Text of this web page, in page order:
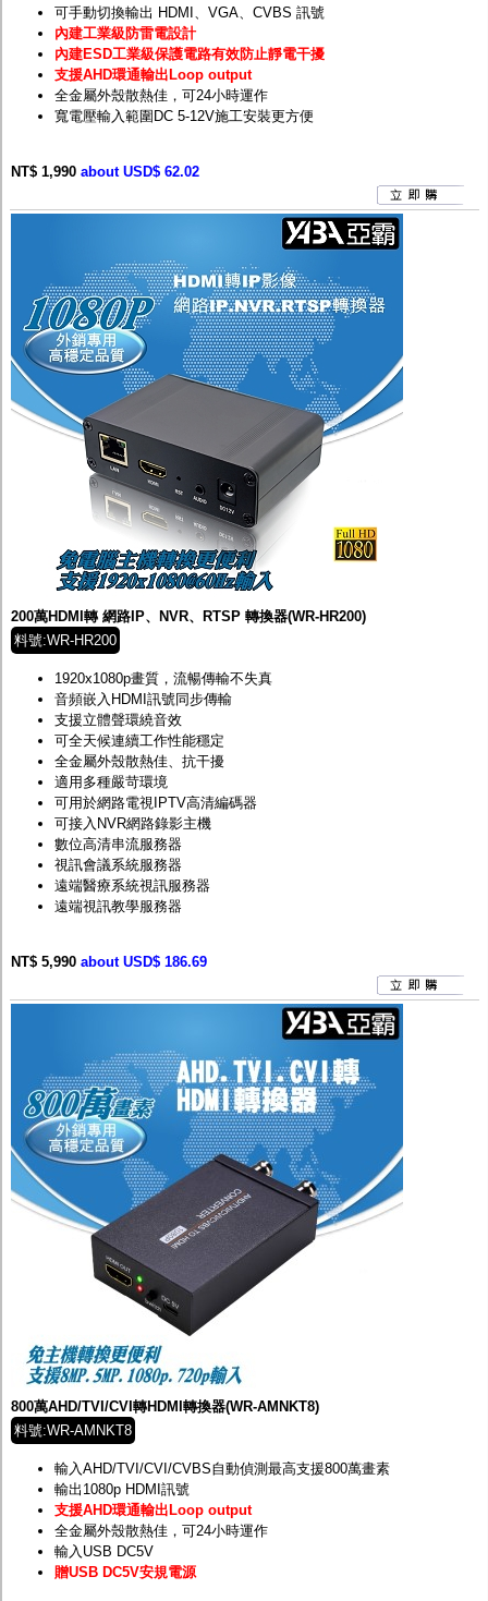
可手動切換輸出 HDMI、VGA、CVBS 訊號
內建工業級防雷電設計
內建ESD工業級保護電路有效防止靜電干擾
支援AHD環通輸出Loop output
全金屬外殼散熱佳，可24小時運作
寬電壓輸入範圍DC 5-12V施工安裝更方便
NT$ 1,990 about USD$ 62.02
200萬HDMI轉 網路IP、NVR、RTSP 轉換器(WR-HR200)
料號:WR-HR200
1920x1080p畫質，流暢傳輸不失真
音頻嵌入HDMI訊號同步傳輸
支援立體聲環繞音效
可全天候連續工作性能穩定
全金屬外殼散熱佳、抗干擾
適用多種嚴苛環境
可用於網路電視IPTV高清編碼器
可接入NVR網路錄影主機
數位高清串流服務器
視訊會議系統服務器
遠端醫療系統視訊服務器
遠端視訊教學服務器
NT$ 5,990 about USD$ 186.69
800萬AHD/TVI/CVI轉HDMI轉換器(WR-AMNKT8)
料號:WR-AMNKT8
輸入AHD/TVI/CVI/CVBS自動偵測最高支援800萬畫素
輸出1080p HDMI訊號
支援AHD環通輸出Loop output
全金屬外殼散熱佳，可24小時運作
輸入USB DC5V
贈USB DC5V安規電源